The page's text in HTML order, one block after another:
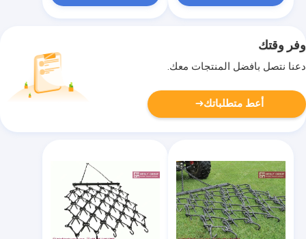
وفر وقتك
دعنا نتصل بأفضل المنتجات معك.
أعط متطلباتك